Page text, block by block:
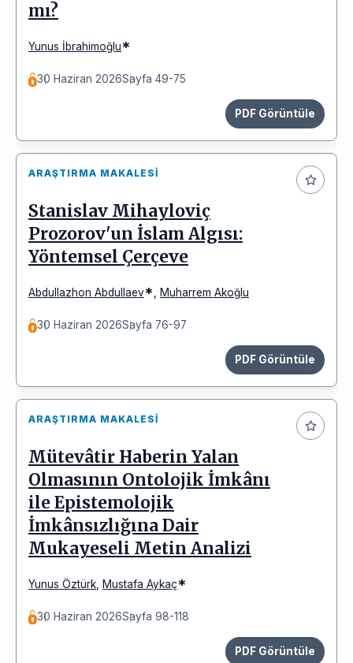
mı?
Yunus İbrahimoğlu*
30 Haziran 2026Sayfa 49-75
PDF Görüntüle
ARAŞTIRMA MAKALESI
Stanislav Mihayloviç
Prozorov'un İslam Algısı:
Yöntemsel Çerçeve
Abdullazhon Abdullaev* Muharrem Akoğlu
30 Haziran 2026Sayfa 76-97
PDF Görüntüle
ARAŞTIRMA MAKALESI
Mütevâtir Haberin Yalan
Olmasının Ontolojik İmkânı
ile Epistemolojik
İmkânsızlığına Dair
Mukayeseli Metin Analizi
Yunus Öztürk Mustafa Aykaç*
30 Haziran 2026Sayfa 98-118
PDF Görüntüle